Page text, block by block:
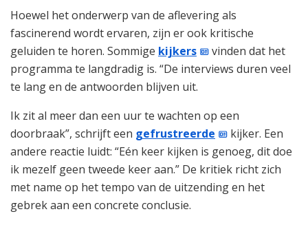
Hoewel het onderwerp van de aflevering als
fascinerend wordt ervaren, zijn er ook kritische
geluiden te horen. Sommige kijkers
vinden dat het
programma te langdradig is. “De interviews duren veel
te lang en de antwoorden blijven uit.
Ik zit al meer dan een uur te wachten op een
doorbraak”, schrijft een gefrustreerde
kijker. Een
andere reactie luidt: “Eén keer kijken is genoeg, dit doe
ik mezelf geen tweede keer aan.” De kritiek richt zich
met name op het tempo van de uitzending en het
gebrek aan een concrete conclusie.